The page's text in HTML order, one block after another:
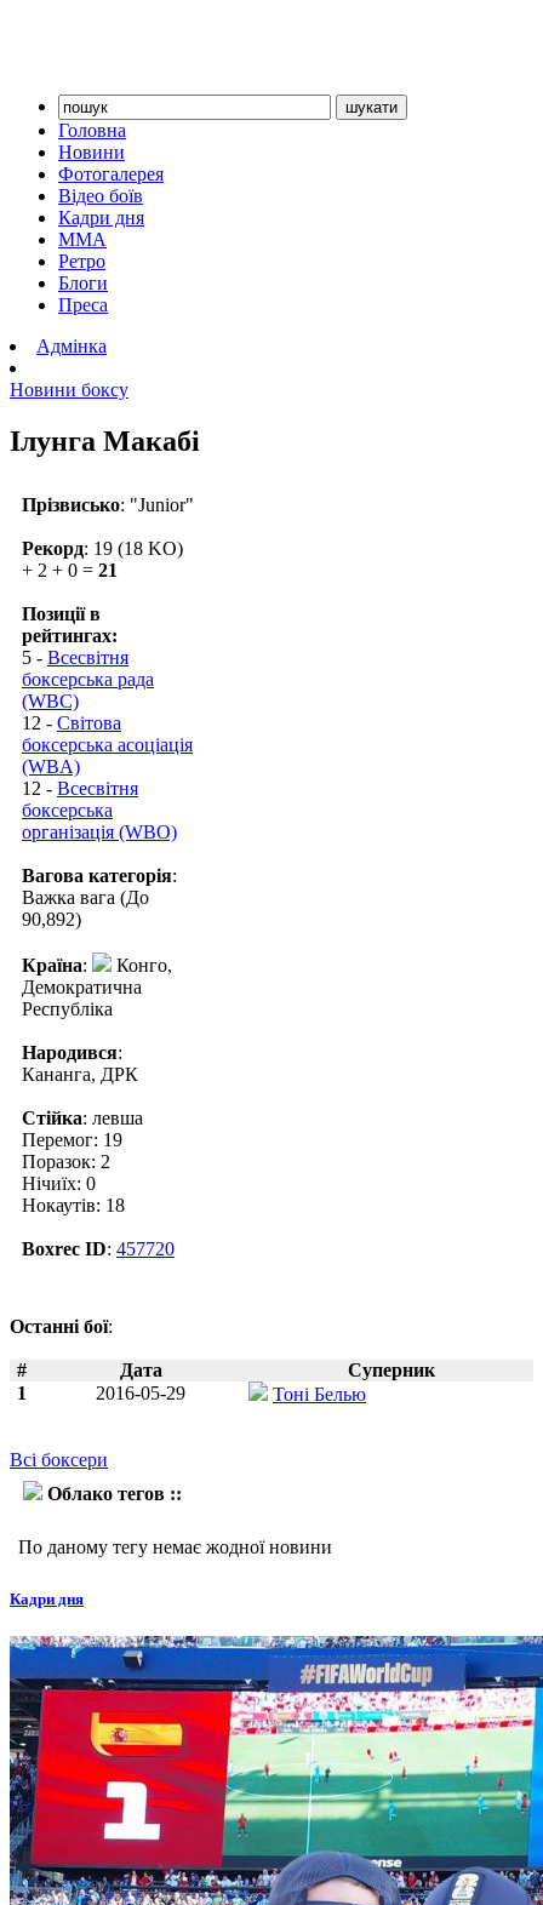
Головна
Новини
Фотогалерея
Відео боїв
Кадри дня
ММА
Ретро
Блоги
Преса
Адмінка
Новини боксу
Ілунга Макабі
Прізвисько: "Junior"
Рекорд: 19 (18 KO)
+ 2 + 0 = 21
Позиції в
рейтингах:
5 - Всесвітня
боксерська рада
(WBC)
12 - Світова
боксерська асоціація
(WBA)
12 - Всесвітня
боксерська
організація (WBO)
Вагова категорія:
Важка вага (До
90,892)
Країна:
Конго,
Демократична
Республіка
Народився:
Кананга, ДРК
Стійка: левша
Перемог: 19
Поразок: 2
Нічиїх: 0
Нокаутів: 18
Boxrec ID: 457720
Останні бої:
# Дата
Суперник
1
2016-05-29 Тоні Белью
Всі боксери
Облако тегов ::
По даному тегу немає жодної новини
Кадри дня